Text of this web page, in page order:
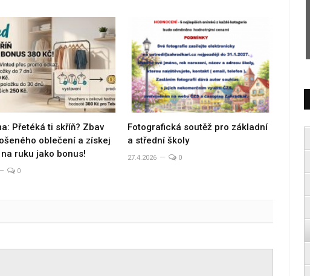
Přetéká ti skříň? Zbav
oblečení a získej
na ruku jako bonus!
0
Fotografická soutěž pro základní
a střední školy
27.4.2026 0